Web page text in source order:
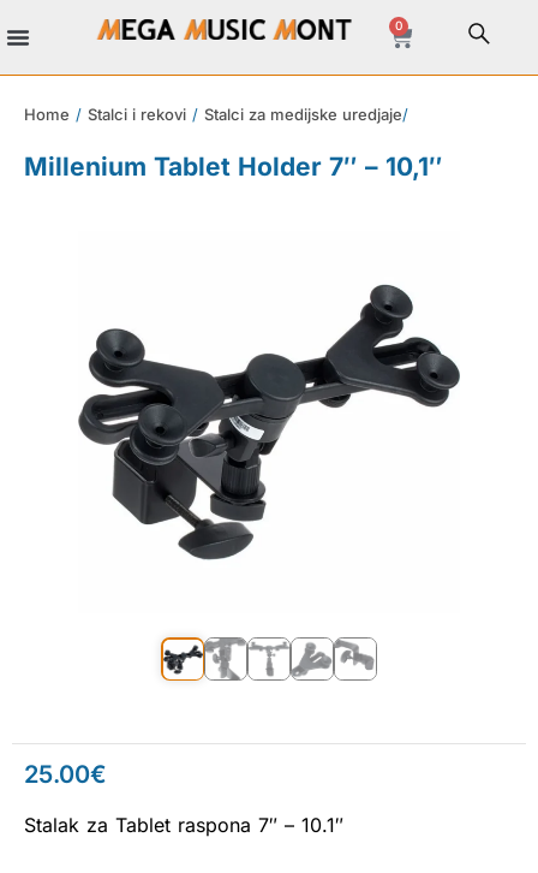
0
Home / Stalci i rekovi / Stalci za medijske uredjaje/
Millenium Tablet Holder 7″ – 10,1″
25.00€
Stalak za Tablet raspona 7″ – 10.1″